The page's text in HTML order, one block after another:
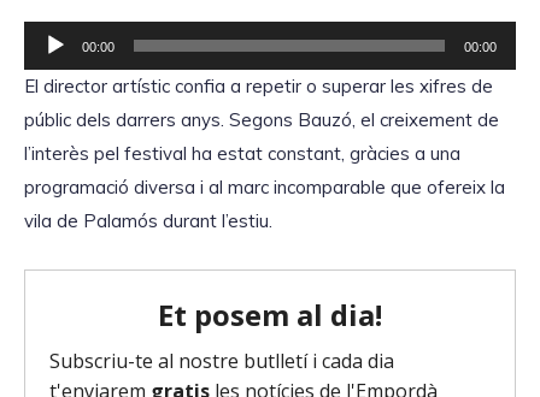
o
d
'
à
u
d
e
r
d
c
00:00 00:00
El director artístic confia a repetir o superar les xifres de
públic dels darrers anys. Segons Bauzó, el creixement de
l’interès pel festival ha estat constant, gràcies a una
programació diversa i al marc incomparable que ofereix la
vila de Palamós durant l’estiu.